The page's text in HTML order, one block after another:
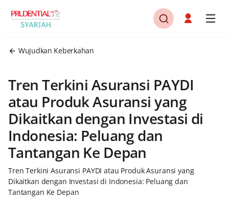
Wujudkan Keberkahan
Tren Terkini Asuransi PAYDI
atau Produk Asuransi yang
Dikaitkan dengan Investasi di
Indonesia: Peluang dan
Tantangan Ke Depan
Tren Terkini Asuransi PAYDI atau Produk Asuransi yang
Dikaitkan dengan Investasi di Indonesia: Peluang dan
Tantangan Ke Depan